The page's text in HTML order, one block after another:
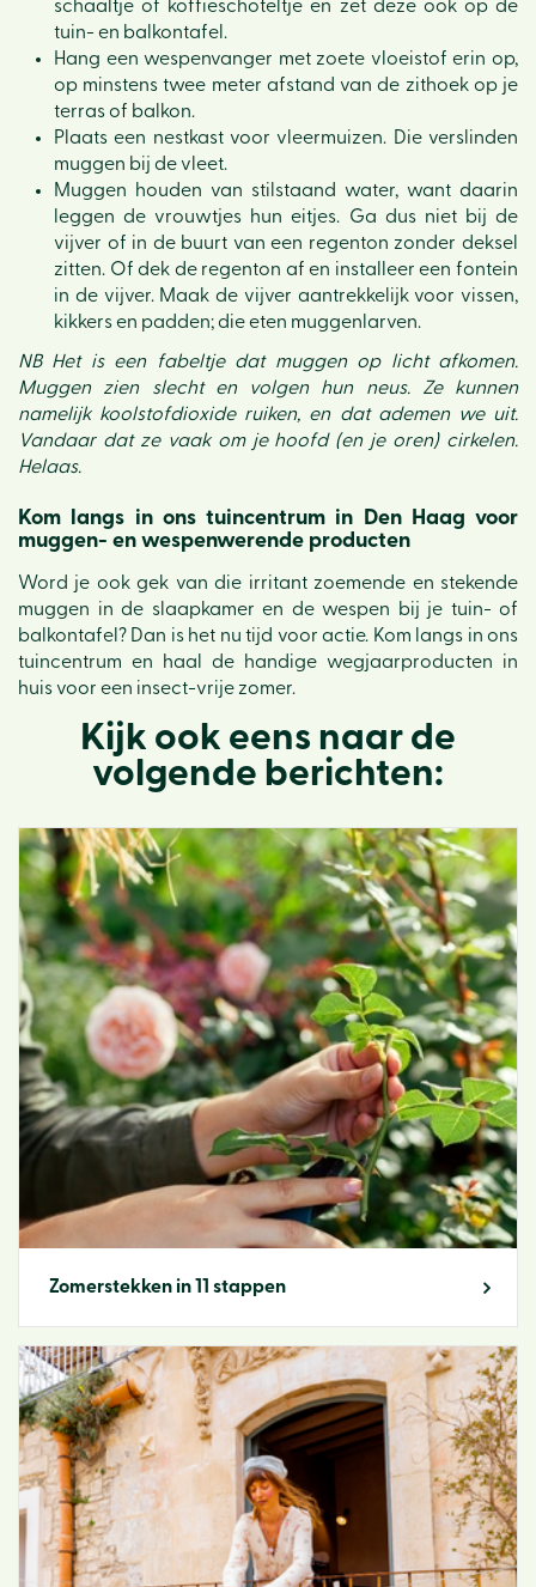
schaaltje of koffieschoteltje en zet deze ook op de
tuin- en balkontafel.
Hang een wespenvanger met zoete vloeistof erin op,
op minstens twee meter afstand van de zithoek op je
terras of balkon.
Plaats een nestkast voor vleermuizen. Die verslinden
muggen bij de vleet.
Muggen houden van stilstaand water, want daarin
leggen de vrouwtjes hun eitjes. Ga dus niet bij de
vijver of in de buurt van een regenton zonder deksel
zitten. Of dek de regenton af en installeer een fontein
in de vijver. Maak de vijver aantrekkelijk voor vissen,
kikkers en padden; die eten muggenlarven.
NB Het is een fabeltje dat muggen op licht afkomen.
Muggen zien slecht en volgen hun neus. Ze kunnen
namelijk koolstofdioxide ruiken, en dat ademen we uit.
Vandaar dat ze vaak om je hoofd (en je oren) cirkelen.
Helaas.
Kom langs in ons tuincentrum in Den Haag voor
muggen- en wespenwerende producten
Word je ook gek van die irritant zoemende en stekende
muggen in de slaapkamer en de wespen bij je tuin- of
balkontafel? Dan is het nu tijd voor actie. Kom langs in ons
tuincentrum en haal de handige wegjaarproducten in
huis voor een insect-vrije zomer.
Kijk ook eens naar de
volgende berichten:
Zomerstekken in 11 stappen